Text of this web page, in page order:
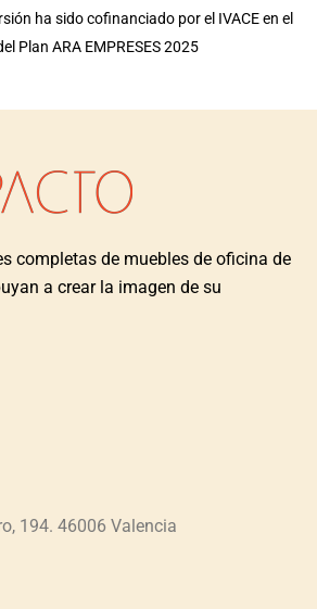
ha sido cofinanciado por el IVACE en el
Plan ARA EMPRESES 2025
completas de muebles de oficina de
a crear la imagen de su
194. 46006 Valencia